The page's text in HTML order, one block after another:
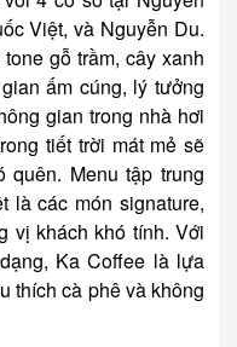
Việt, và Nguyễn Du.
gỗ trầm, cây xanh
ấm cúng, lý tưởng
gian trong nhà hơi
tiết trời mát mẻ sẽ
quên. Menu tập trung
là các món signature,
vị khách khó tính. Với
Ka Coffee là lựa
thích cà phê và không